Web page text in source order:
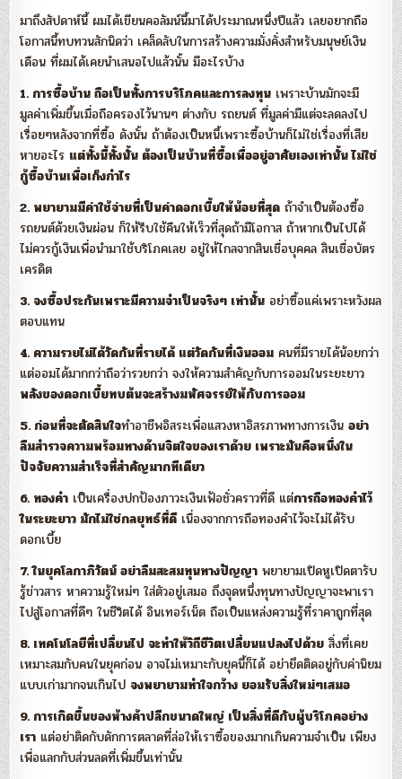
มาถึงสัปดาห์นี้ ผมได้เขียนคอลัมน์นี้มาได้ประมาณหนึ่งปีแล้ว เลยอยากถือ
โอกาสนี้ทบทวนสักนิดว่า เคล็ดลับในการสร้างความมั่งคั่งสำหรับมนุษย์เงิน
เดือน ที่ผมได้เคยนำเสนอไปแล้วนั้น มีอะไรบ้าง
1. การซื้อบ้าน ถือเป็นทั้งการบริโภคและการลงทุน เพราะบ้านมักจะมี
มูลค่าเพิ่มขึ้นเมื่อถือครองไว้นานๆ ต่างกับ รถยนต์ ที่มูลค่ามีแต่จะลดลงไป
เรื่อยๆหลังจากที่ซื้อ ดังนั้น ถ้าต้องเป็นหนี้เพราะซื้อบ้านก็ไม่ใช่เรื่องที่เสีย
หายอะไร แต่ทั้งนี้ทั้งนั้น ต้องเป็นบ้านที่ซื้อเพื่ออยู่อาศัยเองเท่านั้น ไม่ใช่
กู้ซื้อบ้านเพื่อเก็งกำไร
2. พยายามมีค่าใช้จ่ายที่เป็นค่าดอกเบี้ยให้น้อยที่สุด ถ้าจำเป็นต้องซื้อ
รถยนต์ด้วยเงินผ่อน ก็ให้รีบใช้คืนให้เร็วที่สุดถ้ามีโอกาส ถ้าหากเป็นไปได้
ไม่ควรกู้เงินเพื่อนำมาใช้บริโภคเลย อยู่ให้ไกลจากสินเชื่อบุคคล สินเชื่อบัตร
เครดิต
3. จงซื้อประกันเพราะมีความจำเป็นจริงๆ เท่านั้น อย่าซื้อแค่เพราะหวังผล
ตอบแทน
4. ความรวยไม่ได้วัดกันที่รายได้ แต่วัดกันที่เงินออม คนที่มีรายได้น้อยกว่า
แต่ออมได้มากกว่าถือว่ารวยกว่า จงให้ความสำคัญกับการออมในระยะยาว
พลังของดอกเบี้ยทบต้นจะสร้างมหัศจรรย์ให้กับการออม
5. ก่อนที่จะตัดสินใจทำอาชีพอิสระเพื่อแสวงหาอิสรภาพทางการเงินอย่า
ลืมสำรวจความพร้อมทางด้านจิตใจของเราด้วย เพราะมันคือหนึ่งใน
ปัจจัยความสำเร็จที่สำคัญมากทีเดียว
6. ทองคำ เป็นเครื่องปกป้องภาวะเงินเฟ้อชั่วคราวที่ดี แต่การถือทองคำไว้
ในระยะยาว มักไม่ใช่กลยุทธ์ที่ดี เนื่องจากการถือทองคำไว้จะไม่ได้รับ
ดอกเบี้ย
7. ในยุคโลกาภิวัตน์ อย่าลืมสะสมทุนทางปัญญา พยายามเปิดหูเปิดตารับ
รู้ข่าวสาร หาความรู้ใหม่ๆ ใส่ตัวอยู่เสมอ ถึงจุดหนึ่งทุนทางปัญญาจะพาเรา
ไปสู่โอกาสที่ดีๆ ในชีวิตได้ อินเทอร์เน็ต ถือเป็นแหล่งความรู้ที่ราคาถูกที่สุด
8. เทคโนโลยีที่เปลี่ยนไป จะทำให้วิถีชีวิตเปลี่ยนแปลงไปด้วยสิ่งที่เคย
เหมาะสมกับคนในยุคก่อน อาจไม่เหมาะกับยุคนี้ก็ได้ อย่ายึดติดอยู่กับค่านิยม
แบบเก่ามากจนเกินไป จงพยายามทำใจกว้าง ยอมรับสิ่งใหม่ๆเสมอ
9. การเกิดขึ้นของห้างค้าปลีกขนาดใหญ่ เป็นสิ่งที่ดีกับผู้บริโภคอย่าง
เรา แต่อย่าติดกับดักการตลาดที่ล่อให้เราซื้อของมากเกินความจำเป็น เพียง
เพื่อแลกกับส่วนลดที่เพิ่มขึ้นเท่านั้น